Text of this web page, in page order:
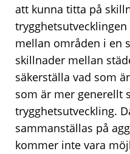
att kunna titta på
mellan områden i en
skillnader mellan
säkerställa vad som
som är mer generellt
trygghetsutveckling.
sammanställas på
kommer inte vara